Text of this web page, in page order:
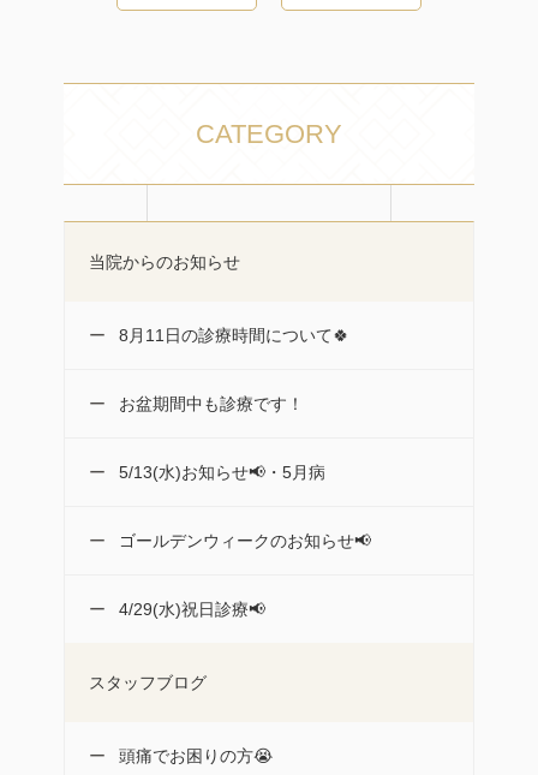
CATEGORY
当院からのお知らせ
8月11日の診療時間について🍀
お盆期間中も診療です！
5/13(水)お知らせ📢・5月病
ゴールデンウィークのお知らせ📢
4/29(水)祝日診療📢
スタッフブログ
頭痛でお困りの方😭